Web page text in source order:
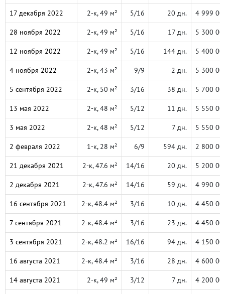
17 декабря 2022 2-к, 49 м² 5/16 20 дн. 4 999
28 ноября 2022 2-к, 49 м² 5/16 17 дн. 5 300
12 ноября 2022 2-к, 49 м² 5/16 144 дн. 5 400
4 ноября 2022 2-к, 43 м² 9/9 2 дн. 5 300
5 сентября 2022 2-к, 50 м² 3/16 38 дн. 5 700
13 мая 2022 2-к, 48 м² 5/12 11 дн. 5 550
3 мая 2022 2-к, 48 м² 5/12 7 дн. 5 550
2 февраля 2022 1-к, 28 м² 6/9 594 дн. 2 800
21 декабря 2021 2-к, 47.6 м² 14/16 20 дн. 5 200
2 декабря 2021 2-к, 47.6 м² 14/16 59 дн. 4 990
16 сентября 2021 2-к, 48.4 м² 3/16 10 дн. 4 450
7 сентября 2021 2-к, 48.4 м² 3/16 23 дн. 4 450
3 сентября 2021 2-к, 48.2 м² 16/16 94 дн. 4 150
16 августа 2021 2-к, 48.4 м² 3/16 28 дн. 4 600
14 августа 2021 2-к, 49 м² 3/12 7 дн. 4 200